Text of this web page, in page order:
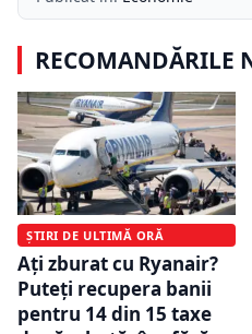
RECOMANDĂRILE
ȘTIRI DE ULTIMĂ ORĂ
Ați zburat cu Ryanair?
Puteți recupera banii
pentru 14 din 15 taxe